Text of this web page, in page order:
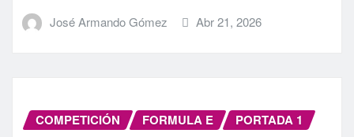
José Armando Gómez Abr 21, 2026
COMPETICIÓN FORMULA E PORTADA 1